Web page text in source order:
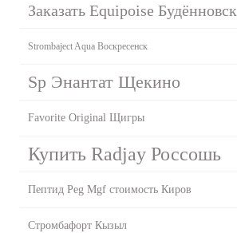
Заказать Equipoise Будённовск
Strombaject Aqua Воскресенск
Sp Энантат Щекино
Favorite Original Щигры
Купить Radjay Россошь
Пептид Peg Mgf стоимость Киров
Стромбафорт Кызыл